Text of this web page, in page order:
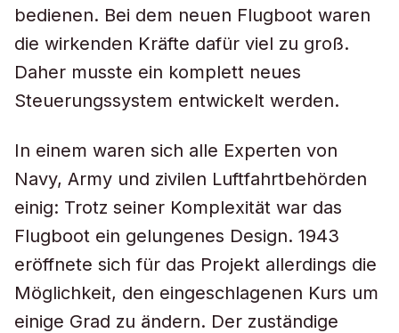
bedienen. Bei dem neuen Flugboot waren
die wirkenden Kräfte dafür viel zu groß.
Daher musste ein komplett neues
Steuerungssystem entwickelt werden.
In einem waren sich alle Experten von
Navy, Army und zivilen Luftfahrtbehörden
einig: Trotz seiner Komplexität war das
Flugboot ein gelungenes Design. 1943
eröffnete sich für das Projekt allerdings die
Möglichkeit, den eingeschlagenen Kurs um
einige Grad zu ändern. Der zuständige